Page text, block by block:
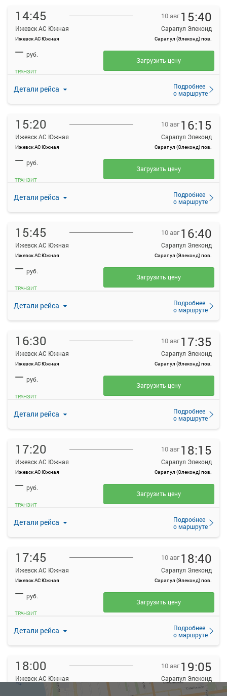
14:45
Ижевск АС Южная
Ижевск АС Южная
10 авг 15:40
Сарапул Элеконд
Сарапул (Элеконд) пов.
Детали рейса
Подробнее
о маршруте
— руб.
ТРАНЗИТ
Загрузить цену
15:20
Ижевск АС Южная
Ижевск АС Южная
10 авг 16:15
Сарапул Элеконд
Сарапул (Элеконд) пов.
Детали рейса
Подробнее
о маршруте
— руб.
ТРАНЗИТ
Загрузить цену
15:45
Ижевск АС Южная
Ижевск АС Южная
10 авг 16:40
Сарапул Элеконд
Сарапул (Элеконд) пов.
Детали рейса
Подробнее
о маршруте
— руб.
ТРАНЗИТ
Загрузить цену
16:30
Ижевск АС Южная
Ижевск АС Южная
10 авг 17:35
Сарапул Элеконд
Сарапул (Элеконд) пов.
Детали рейса
Подробнее
о маршруте
— руб.
ТРАНЗИТ
Загрузить цену
17:20
Ижевск АС Южная
Ижевск АС Южная
10 авг 18:15
Сарапул Элеконд
Сарапул (Элеконд) пов.
Детали рейса
Подробнее
о маршруте
— руб.
ТРАНЗИТ
Загрузить цену
17:45
Ижевск АС Южная
Ижевск АС Южная
10 авг 18:40
Сарапул Элеконд
Сарапул (Элеконд) пов.
Детали рейса
Подробнее
о маршруте
— руб.
ТРАНЗИТ
Загрузить цену
18:00
Ижевск АС Южная
Ижевск АС Южная
10 авг 19:05
Сарапул Элеконд
Сарапул (Элеконд) пов.